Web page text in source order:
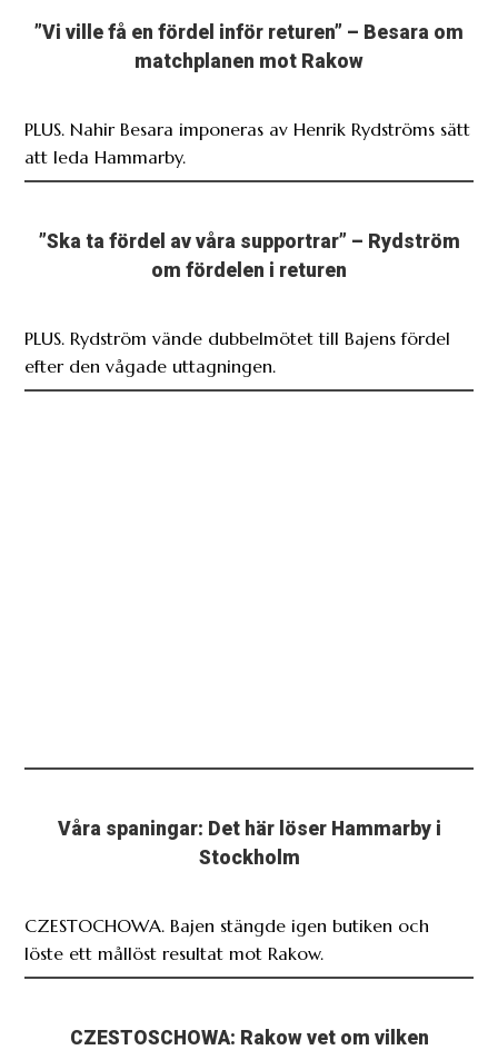
”Vi ville få en fördel inför returen” – Besara om
matchplanen mot Rakow
PLUS. Nahir Besara imponeras av Henrik Rydströms sätt
att leda Hammarby.
”Ska ta fördel av våra supportrar” – Rydström
om fördelen i returen
PLUS. Rydström vände dubbelmötet till Bajens fördel
efter den vågade uttagningen.
Våra spaningar: Det här löser Hammarby i
Stockholm
CZESTOCHOWA. Bajen stängde igen butiken och
löste ett mållöst resultat mot Rakow.
CZESTOSCHOWA: Rakow vet om vilken